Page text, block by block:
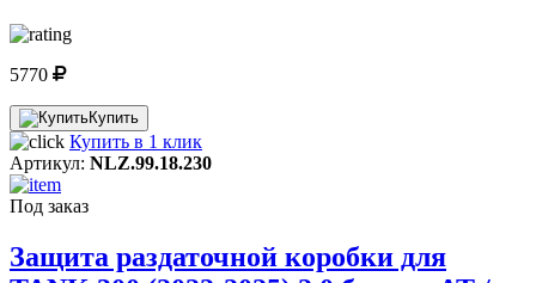
5770
Купить
Купить в 1 клик
Артикул: NLZ.99.18.230
Под заказ
Защита раздаточной коробки для